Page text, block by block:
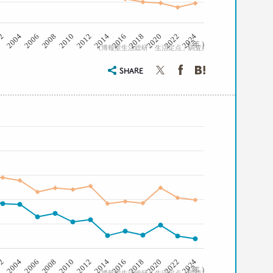
( 年 )
(博報堂生活総研「生活定点」調査)
2004200620082010 2012201420162018202020222024
SHARE
( 年 )
2004200620082010 2012201420162018202020222024